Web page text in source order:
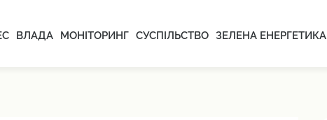
ВЛАДА МОНІТОРИНГ СУСПІЛЬСТВО ЗЕЛЕНА ЕНЕРГЕТИКА